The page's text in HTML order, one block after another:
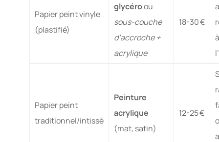
Papier peint vinyle
(plastifié)
glycéroou
sous-couche
d’accroche +
acrylique
18-30 €
à
Papier peint
traditionnel/intissé
Peinture
acrylique
(mat, satin)
12-25 €